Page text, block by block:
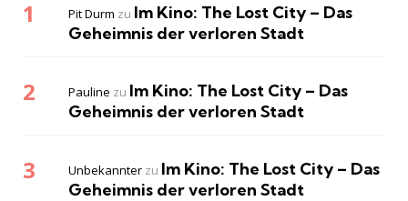
Pit Durm zu Im Kino: The Lost City – Das
Geheimnis der verloren Stadt
Pauline zu Im Kino: The Lost City – Das
Geheimnis der verloren Stadt
Unbekannter zu Im Kino: The Lost City – Das
Geheimnis der verloren Stadt